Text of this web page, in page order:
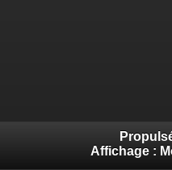
Affichage :